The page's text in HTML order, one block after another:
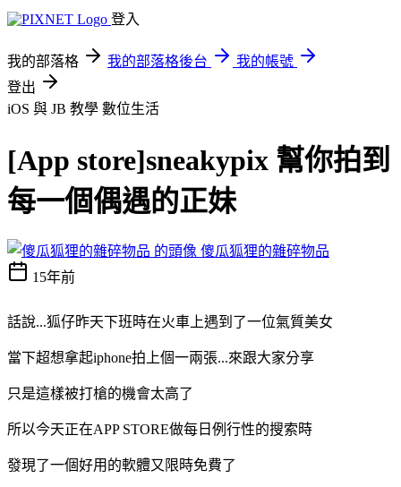
登入
我的部落格 我的部落格後台
我的帳號
登出
iOS 與 JB 教學 數位生活
[App store]sneakypix 幫你拍到
每一個偶遇的正妹
傻瓜狐狸的雜碎物品
15年前
話說...狐仔昨天下班時在火車上遇到了一位氣質美女
當下超想拿起iphone拍上個一兩張...來跟大家分享
只是這樣被打槍的機會太高了
所以今天正在APP STORE做每日例行性的搜索時
發現了一個好用的軟體又限時免費了